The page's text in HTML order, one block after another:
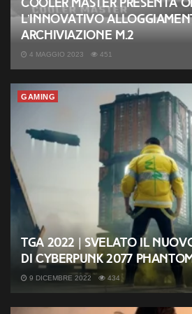
l’innovativo
archiviazione M.2
4 MAGGIO 2023 451
GAMING
TGA 2022 | Svelato il
di Cyberpunk 2077
9 DICEMBRE 2022 434